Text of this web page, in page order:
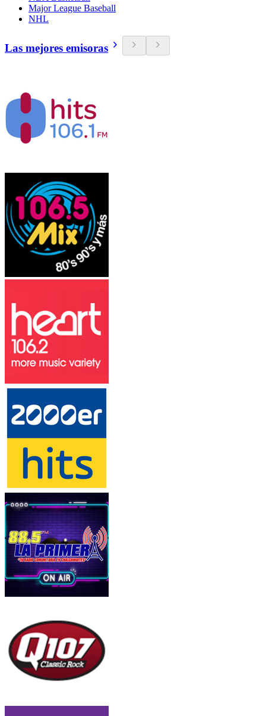
Major League Baseball
NHL
Las mejores emisoras